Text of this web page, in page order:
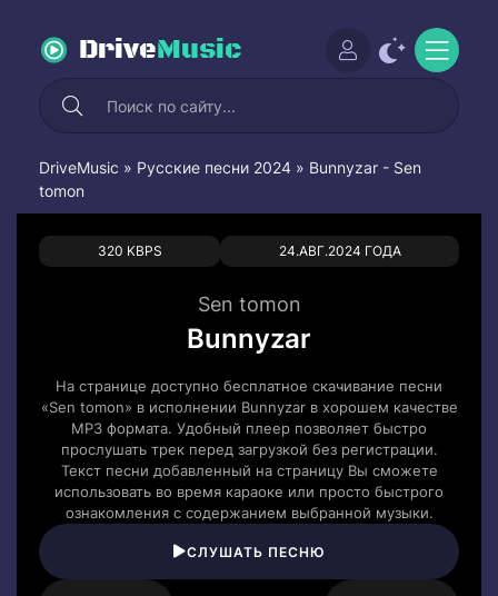
DriveMusic
DriveMusic » Русские песни 2024 » Bunnyzar - Sen
tomon
320 KBPS 24.АВГ.2024 ГОДА
0 0
Sen tomon
Bunnyzar
На странице доступно бесплатное скачивание песни
«Sen tomon» в исполнении Bunnyzar в хорошем качестве
MP3 формата. Удобный плеер позволяет быстро
прослушать трек перед загрузкой без регистрации.
Текст песни добавленный на страницу Вы сможете
использовать во время караоке или просто быстрого
ознакомления с содержанием выбранной музыки.
СЛУШАТЬ ПЕСНЮ